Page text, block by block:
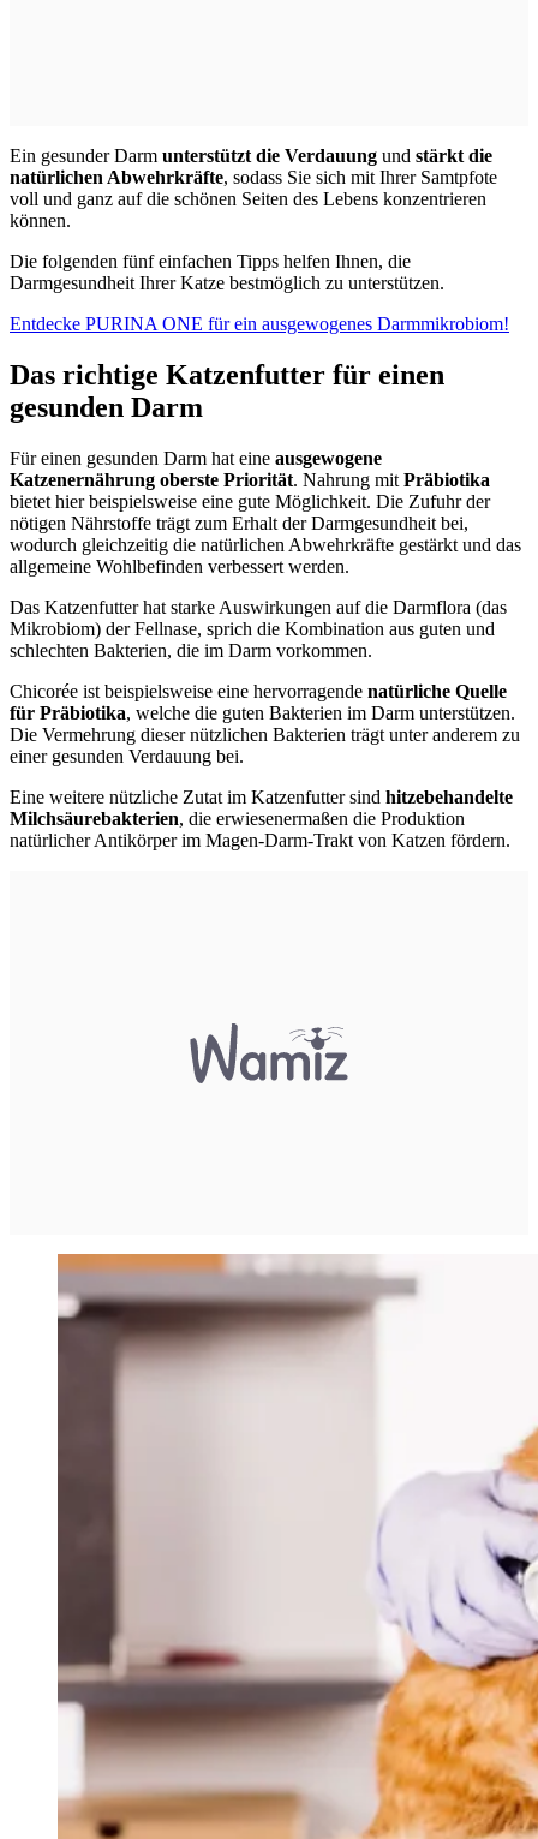
Ein gesunder Darm unterstützt die Verdauung und stärkt die
natürlichen Abwehrkräfte, sodass Sie sich mit Ihrer Samtpfote
voll und ganz auf die schönen Seiten des Lebens konzentrieren
können.
Die folgenden fünf einfachen Tipps helfen Ihnen, die
Darmgesundheit Ihrer Katze bestmöglich zu unterstützen.
Entdecke PURINA ONE für ein ausgewogenes Darmmikrobiom!
Das richtige Katzenfutter für einen
gesunden Darm
Für einen gesunden Darm hat eine ausgewogene
Katzenernährung oberste Priorität. Nahrung mit Präbiotika
bietet hier beispielsweise eine gute Möglichkeit. Die Zufuhr der
nötigen Nährstoffe trägt zum Erhalt der Darmgesundheit bei,
wodurch gleichzeitig die natürlichen Abwehrkräfte gestärkt und das
allgemeine Wohlbefinden verbessert werden.
Das Katzenfutter hat starke Auswirkungen auf die Darmflora (das
Mikrobiom) der Fellnase, sprich die Kombination aus guten und
schlechten Bakterien, die im Darm vorkommen.
Chicorée ist beispielsweise eine hervorragende natürliche Quelle
für Präbiotika, welche die guten Bakterien im Darm unterstützen.
Die Vermehrung dieser nützlichen Bakterien trägt unter anderem zu
einer gesunden Verdauung bei.
Eine weitere nützliche Zutat im Katzenfutter sind hitzebehandelte
Milchsäurebakterien, die erwiesenermaßen die Produktion
natürlicher Antikörper im Magen-Darm-Trakt von Katzen fördern.